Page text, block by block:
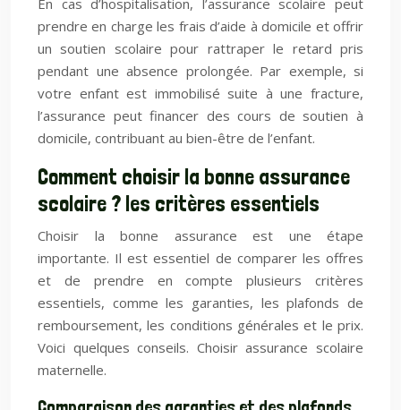
En cas d’hospitalisation, l’assurance scolaire peut
prendre en charge les frais d’aide à domicile et offrir
un soutien scolaire pour rattraper le retard pris
pendant une absence prolongée. Par exemple, si
votre enfant est immobilisé suite à une fracture,
l’assurance peut financer des cours de soutien à
domicile, contribuant au bien-être de l’enfant.
Comment choisir la bonne assurance
scolaire ? les critères essentiels
Choisir la bonne assurance est une étape
importante. Il est essentiel de comparer les offres
et de prendre en compte plusieurs critères
essentiels, comme les garanties, les plafonds de
remboursement, les conditions générales et le prix.
Voici quelques conseils. Choisir assurance scolaire
maternelle.